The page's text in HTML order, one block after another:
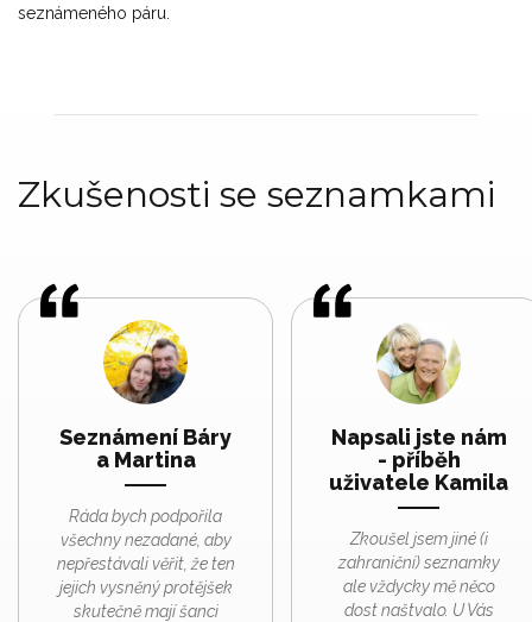
seznámeného páru.
Zkušenosti se seznamkami
Seznámení Báry
a Martina
Ráda bych podpořila
všechny nezadané, aby
nepřestávali věřit, že ten
jejich vysněný protějšek
skutečně mají šanci
Napsali jste nám
- příběh
uživatele Kamila
Zkoušel jsem jiné (i
zahraniční) seznamky
ale vždycky mě něco
dost naštvalo. U Vás